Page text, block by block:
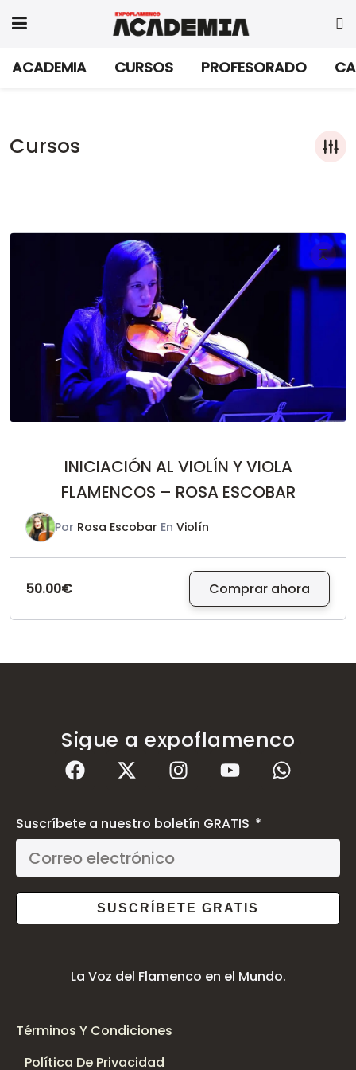
ACADEMIA CURSOS PROFESORADO
Cursos
INICIACIÓN AL VIOLÍN Y VIOLA
FLAMENCOS – ROSA ESCOBAR
Por Rosa Escobar En Violín
50.00€ Comprar ahora
La Voz del Flamenco en el Mundo.
Suscríbete a nuestro boletín GRATIS
SUSCRÍBETE GRATIS
Sigue a expoflamenco
Términos Y Condiciones
Política De Privacidad